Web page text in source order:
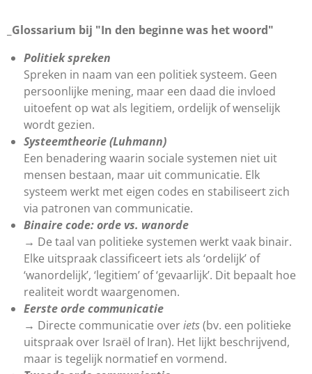
_Glossarium bij "In den beginne was het woord"
Politiek spreken
Spreken in naam van een politiek systeem. Geen
persoonlijke mening, maar een daad die invloed
uitoefent op wat als legitiem, ordelijk of wenselijk
wordt gezien.
Systeemtheorie (Luhmann)
Een benadering waarin sociale systemen niet uit
mensen bestaan, maar uit communicatie. Elk
systeem werkt met eigen codes en stabiliseert zich
via patronen van communicatie.
Binaire code: orde vs. wanorde
→ De taal van politieke systemen werkt vaak binair.
Elke uitspraak classificeert iets als ‘ordelijk’ of
‘wanordelijk’, ‘legitiem’ of ‘gevaarlijk’. Dit bepaalt hoe
realiteit wordt waargenomen.
Eerste orde communicatie
→ Directe communicatie overiets(bv. een politieke
uitspraak over Israël of Iran). Het lijkt beschrijvend,
maar is tegelijk normatief en vormend.